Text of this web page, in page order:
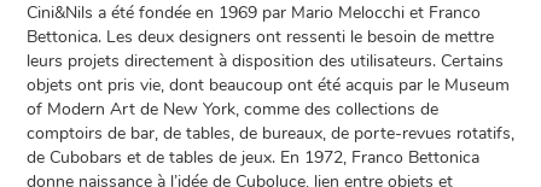
Cini&Nils a été fondée en 1969 par Mario Melocchi et Franco
Bettonica. Les deux designers ont ressenti le besoin de mettre
leurs projets directement à disposition des utilisateurs. Certains
objets ont pris vie, dont beaucoup ont été acquis par le Museum
of Modern Art de New York, comme des collections de
comptoirs de bar, de tables, de bureaux, de porte-revues rotatifs,
de Cubobars et de tables de jeux. En 1972, Franco Bettonica
donne naissance à l’idée de Cuboluce, lien entre objets et